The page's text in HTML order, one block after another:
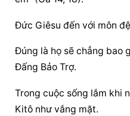
Đức Giêsu đến với môn
Đúng là họ sẽ chẳng bao
Đấng Bảo Trợ.
Trong cuộc sống lắm khi
Kitô như vắng mặt.